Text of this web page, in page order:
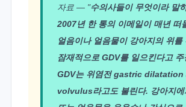
자료 — "수의사들이 무엇이라 말
2007년 한 통의 이메일이 매년 떠
얼음이나 얼음물이 강아지의 위를
잠재적으로 GDV를 일으킨다고 주
GDV는 위염전 gastric dilatation
volvulus라고도 불린다. 강아지에